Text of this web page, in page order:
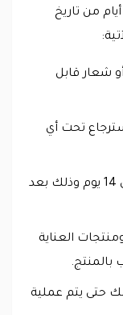
تستطيع استرجاع منتجاتك وذلك خلال 7 أيام من تاريخ
شعار قابل
تحت أي
قد تستغرق عملية الاسترجاع من 7 إلى 14 يوم وذلك بعد
العناية
بالمنتج.
حتى يتم عملية